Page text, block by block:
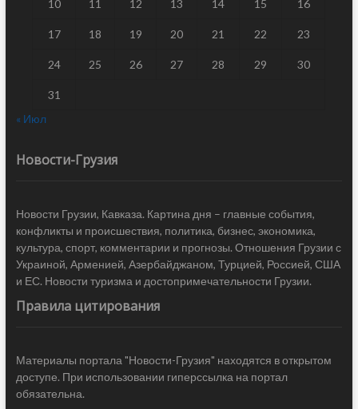
10 11 12 13 14 15 16
17 18 19 20 21 22 23
24 25 26 27 28 29 30
31
« Июл
Новости-Грузия
Новости Грузии, Кавказа. Картина дня – главные события,
конфликты и происшествия, политика, бизнес, экономика,
культура, спорт, комментарии и прогнозы. Отношения Грузии с
Украиной, Арменией, Азербайджаном, Турцией, Россией, США
и ЕС. Новости туризма и достопримечательности Грузии.
Правила цитирования
Материалы портала "Новости-Грузия" находятся в открытом
доступе. При использовании гиперссылка на портал
обязательна.